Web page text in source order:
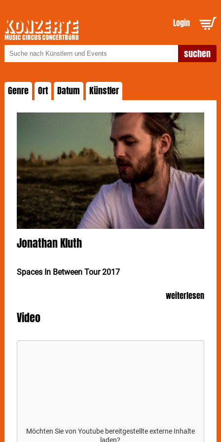
Login
Genre Ort Datum Künstler
Jonathan Kluth
Spaces In Between Tour 2017
JONATHAN
Reise hinter sich - mental und physisch. Er nahm sich
Wohnung in ein Studio um und probierte aus, was es
Dieses Album produzierte er selbst und spielte jedes
weiterlesen
Video
Möchten Sie von Youtubebereitgestellte externe Inhalte
laden?